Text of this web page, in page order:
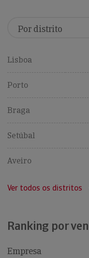
Lisboa
Porto
Braga
Setúbal
Aveiro
Ver todos os distritos
Ranking por
Empresa